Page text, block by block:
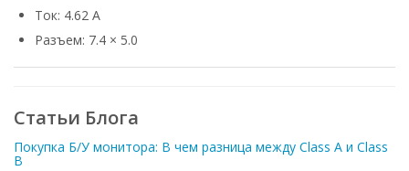
Ток: 4.62 А
Разъем: 7.4 × 5.0
Статьи Блога
Покупка Б/У монитора: В чем разница между Class A и Class
B